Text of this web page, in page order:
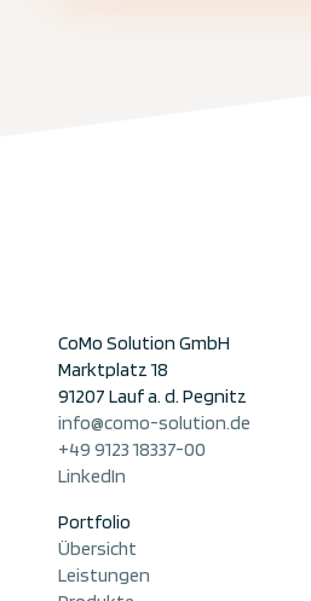
CoMo Solution GmbH
Marktplatz 18
91207 Lauf a. d. Pegnitz
info@como-solution.de
+49 9123 18337-00
LinkedIn
Portfolio
Übersicht
Leistungen